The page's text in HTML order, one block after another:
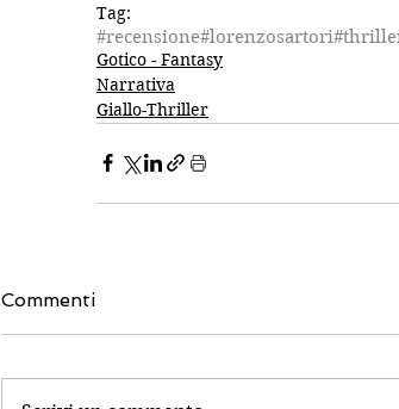
Tag:
#recensione#lorenzosartori
Gotico - Fantasy
Narrativa
Giallo-Thriller
Commenti